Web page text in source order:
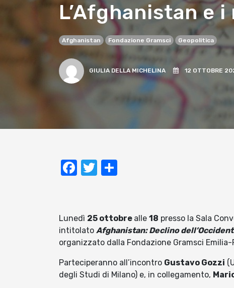
L’Afghanistan e
Afghanistan Fondazione Gramsci Geopolitica
GIULIA DELLA MICHELINA 12 OTTOBRE
Facebook
Twitter
Lunedì 25 ottobre alle 18 presso la Sala
intitolato Afghanistan: Declino
organizzato dalla Fondazione Gramsci Emilia-
Parteciperanno all’incontro Gustavo Gozzi
degli Studi di Milano) e, in collegamento,